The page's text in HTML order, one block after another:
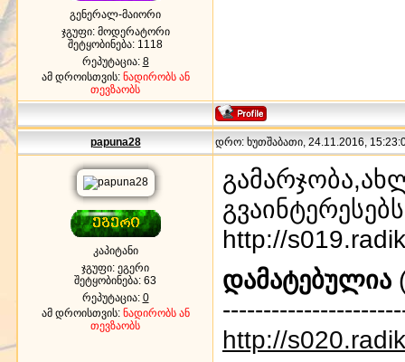
გენერალ-მაიორი
ჯგუფი: მოდერატორი
შეტყობინება: 1118
რეპუტაცია: 8
ამ დროისთვის: ნადირობს ან
თევზაობს
papuna28 დრო: ხუთშაბათი, 24.11.2016,
კაპიტანი
ჯგუფი: ეგერი
შეტყობინება: 63
რეპუტაცია: 0
ამ დროისთვის: ნადირობს ან
თევზაობს
http://
დამატებულია
http://